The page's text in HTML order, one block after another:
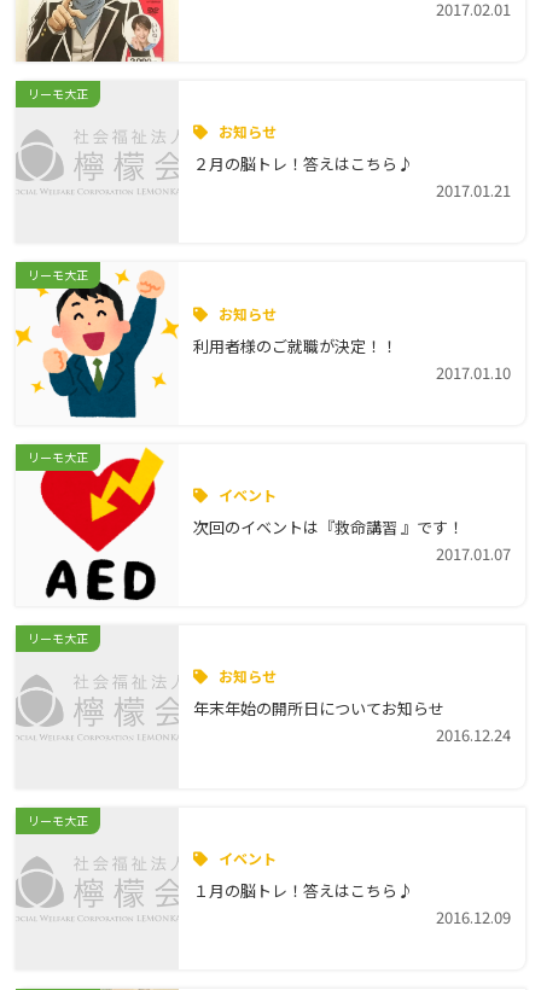
2017.02.01
リーモ大正
お知らせ
２月の脳トレ！答えはこちら♪
2017.01.21
リーモ大正
お知らせ
利用者様のご就職が決定！！
2017.01.10
リーモ大正
イベント
次回のイベントは『救命講習 』です！
2017.01.07
リーモ大正
お知らせ
年末年始の開所日についてお知らせ
2016.12.24
リーモ大正
イベント
１月の脳トレ！答えはこちら♪
2016.12.09